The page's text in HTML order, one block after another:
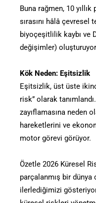
Buna rağmen, 10
sırasını hâlâ çevresel
biyoçeşitlilik kaybı ve
değişimler)
Kök Neden: Eşitsizlik
Eşitsizlik, üst üste
risk” olarak
zayıflamasına neden
hareketlerini ve
motor görevi görüyor.
Özetle 2026 Küresel
parçalanmış bir dünya
ilerlediğimizi